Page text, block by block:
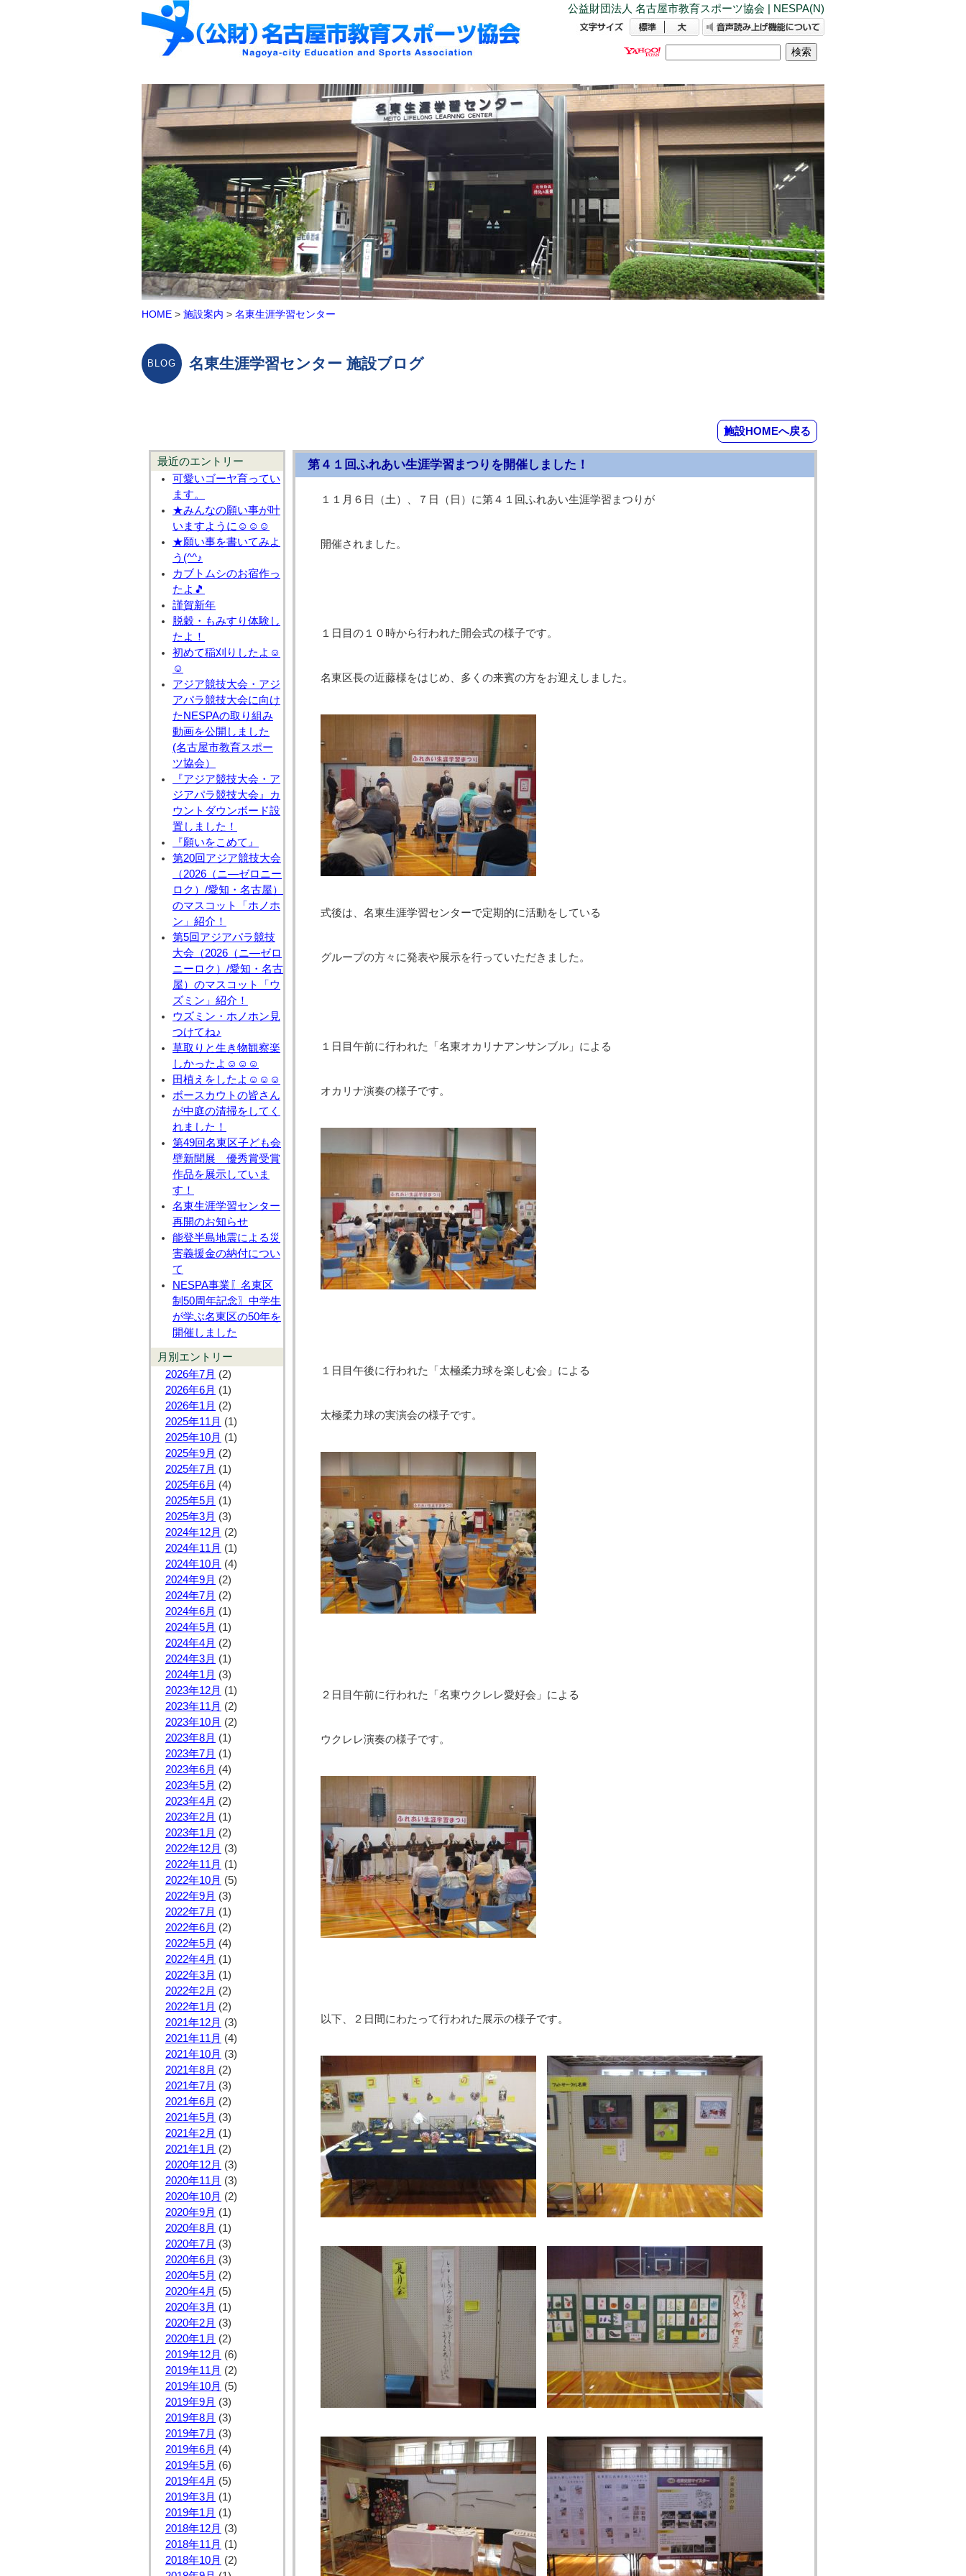
公益財団法人 名古屋市教育スポーツ協会 | NESPA(N)
HOME > 施設案内 > 名東生涯学習センター
名東生涯学習センター 施設ブログ
施設HOMEへ戻る
最近のエントリー
可愛いゴーヤ育ってい
ます。
★みんなの願い事が叶
いますように☺☺☺
★願い事を書いてみよ
う(^^♪
カブトムシのお宿作っ
たよ🎵
謹賀新年
脱穀・もみすり体験し
たよ！
初めて稲刈りしたよ☺
☺
アジア競技大会・アジ
アパラ競技大会に向け
たNESPAの取り組み
動画を公開しました
(名古屋市教育スポー
ツ協会）
『アジア競技大会・ア
ジアパラ競技大会』カ
ウントダウンボード設
置しました！
『願いをこめて』
第20回アジア競技大会
（2026（ニ―ゼロニー
ロク）/愛知・名古屋）
のマスコット「ホノホ
ン」紹介！
第5回アジアパラ競技
大会（2026（ニ―ゼロ
ニーロク）/愛知・名古
屋）のマスコット「ウ
ズミン」紹介！
ウズミン・ホノホン見
つけてね♪
草取りと生き物観察楽
しかったよ☺☺☺
田植えをしたよ☺☺☺
ボースカウトの皆さん
が中庭の清掃をしてく
れました！
第49回名東区子ども会
壁新聞展 優秀賞受賞
作品を展示していま
す！
名東生涯学習センター
再開のお知らせ
能登半島地震による災
害義援金の納付につい
て
NESPA事業〖名東区
制50周年記念〗中学生
が学ぶ名東区の50年を
開催しました
月別エントリー
2026年7月 (2)
2026年6月 (1)
2026年1月 (2)
2025年11月 (1)
2025年10月 (1)
2025年9月 (2)
2025年7月 (1)
2025年6月 (4)
2025年5月 (1)
2025年3月 (3)
2024年12月 (2)
2024年11月 (1)
2024年10月 (4)
2024年9月 (2)
2024年7月 (2)
2024年6月 (1)
2024年5月 (1)
2024年4月 (2)
2024年3月 (1)
2024年1月 (3)
2023年12月 (1)
2023年11月 (2)
2023年10月 (2)
2023年8月 (1)
2023年7月 (1)
2023年6月 (4)
2023年5月 (2)
2023年4月 (2)
2023年2月 (1)
2023年1月 (2)
2022年12月 (3)
2022年11月 (1)
2022年10月 (5)
2022年9月 (3)
2022年7月 (1)
2022年6月 (2)
2022年5月 (4)
2022年4月 (1)
2022年3月 (1)
2022年2月 (2)
2022年1月 (2)
2021年12月 (3)
2021年11月 (4)
2021年10月 (3)
2021年8月 (2)
2021年7月 (3)
2021年6月 (2)
2021年5月 (3)
2021年2月 (1)
2021年1月 (2)
2020年12月 (3)
2020年11月 (3)
2020年10月 (2)
2020年9月 (1)
2020年8月 (1)
2020年7月 (3)
2020年6月 (3)
2020年5月 (2)
2020年4月 (5)
2020年3月 (1)
2020年2月 (3)
2020年1月 (2)
2019年12月 (6)
2019年11月 (2)
2019年10月 (5)
2019年9月 (3)
2019年8月 (3)
2019年7月 (3)
2019年6月 (4)
2019年5月 (6)
2019年4月 (5)
2019年3月 (1)
2019年1月 (1)
2018年12月 (3)
2018年11月 (1)
2018年10月 (2)
第４１回ふれあい生涯学習まつりを開催しました！
１１月６日（土）、７日（日）に第４１回ふれあい生涯学習まつりが
開催されました。
１日目の１０時から行われた開会式の様子です。
名東区長の近藤様をはじめ、多くの来賓の方をお迎えしました。
式後は、名東生涯学習センターで定期的に活動をしている
グループの方々に発表や展示を行っていただきました。
１日目午前に行われた「名東オカリナアンサンブル」による
オカリナ演奏の様子です。
１日目午後に行われた「太極柔力球を楽しむ会」による
太極柔力球の実演会の様子です。
２日目午前に行われた「名東ウクレレ愛好会」による
ウクレレ演奏の様子です。
以下、２日間にわたって行われた展示の様子です。